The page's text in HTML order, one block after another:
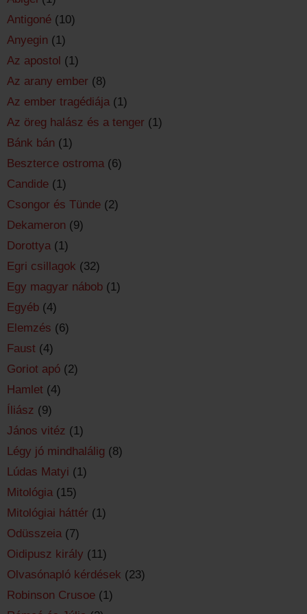
Antigoné (10)
Anyegin (1)
Az apostol (1)
Az arany ember (8)
Az ember tragédiája (1)
Az öreg halász és a tenger (1)
Bánk bán (1)
Beszterce ostroma (6)
Candide (1)
Csongor és Tünde (2)
Dekameron (9)
Dorottya (1)
Egri csillagok (32)
Egy magyar nábob (1)
Egyéb (4)
Elemzés (6)
Faust (4)
Goriot apó (2)
Hamlet (4)
Íliász (9)
János vitéz (1)
Légy jó mindhalálig (8)
Lúdas Matyi (1)
Mitológia (15)
Mitológiai háttér (1)
Odüsszeia (7)
Oidipusz király (11)
Olvasónapló kérdések (23)
Robinson Crusoe (1)